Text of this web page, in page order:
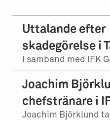
Uttalande efter
skadegörelse i
Joachim
chefstränare i